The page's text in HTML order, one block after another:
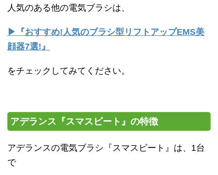
人気のある他の電気ブラシは、
▶『おすすめ!人気のブラシ型リフトアップEMS美
顔器7選!』
をチェックしてみてください。
アデランス『スマスビート』の特徴
アデランスの電気ブラシ『スマスビート』は、1台
で